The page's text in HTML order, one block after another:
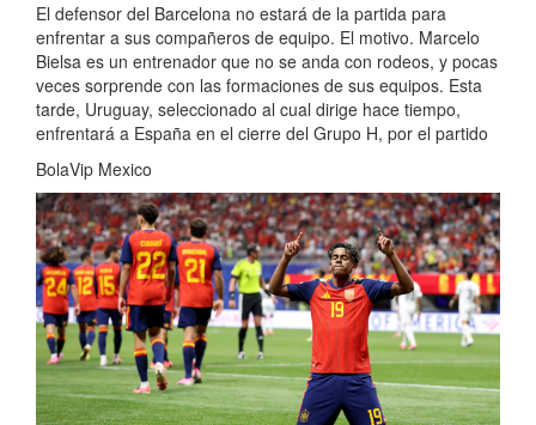
El defensor del Barcelona no estará de la partida para
enfrentar a sus compañeros de equipo. El motivo. Marcelo
Bielsa es un entrenador que no se anda con rodeos, y pocas
veces sorprende con las formaciones de sus equipos. Esta
tarde, Uruguay, seleccionado al cual dirige hace tiempo,
enfrentará a España en el cierre del Grupo H, por el partido
BolaVip Mexico